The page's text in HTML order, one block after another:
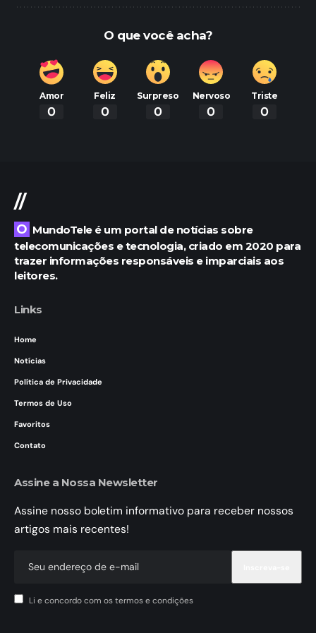
O que você acha?
Amor
0
Feliz
0
Surpreso
0
Nervoso
0
Triste
0
//
O MundoTele é um portal de notícias sobre
telecomunicações e tecnologia, criado em 2020 para
trazer informações responsáveis e imparciais aos
leitores.
Links
Home
Notícias
Política de Privacidade
Termos de Uso
Favoritos
Contato
Assine a Nossa Newsletter
Assine nosso boletim informativo para receber nossos
artigos mais recentes!
Li e concordo com os termos e condições